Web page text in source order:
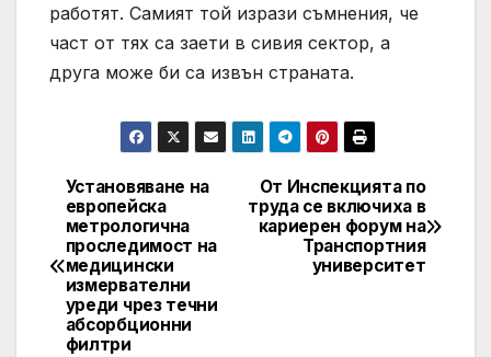
работят. Самият той изрази съмнения, че
част от тях са заети в сивия сектор, а
друга може би са извън страната.
Post
navigation
От Инспекцията по
труда се включиха в
кариерен форум на
Транспортния
университет
Установяване на
европейска
метрологична
проследимост на
медицински
измервателни
уреди чрез течни
абсорбционни
филтри